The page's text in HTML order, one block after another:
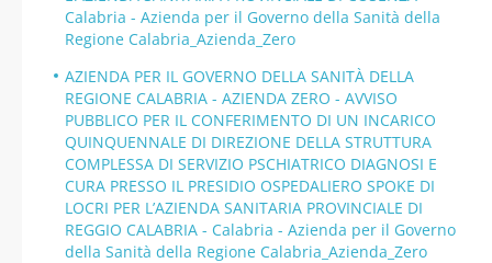
Calabria - Azienda per il Governo della Sanità della
Regione Calabria_Azienda_Zero
AZIENDA PER IL GOVERNO DELLA SANITÀ DELLA
REGIONE CALABRIA - AZIENDA ZERO - AVVISO
PUBBLICO PER IL CONFERIMENTO DI UN INCARICO
QUINQUENNALE DI DIREZIONE DELLA STRUTTURA
COMPLESSA DI SERVIZIO PSCHIATRICO DIAGNOSI E
CURA PRESSO IL PRESIDIO OSPEDALIERO SPOKE DI
LOCRI PER L’AZIENDA SANITARIA PROVINCIALE DI
REGGIO CALABRIA - Calabria - Azienda per il Governo
della Sanità della Regione Calabria_Azienda_Zero